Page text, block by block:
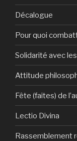
Décalogue
Pour quoi
Solidarité avec
Attitude
Fête (faites) de
Lectio Divina
Rassemblement